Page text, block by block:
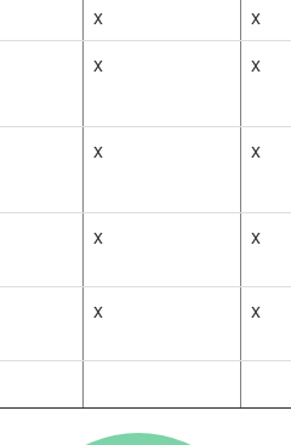
x
x
x x
x x
x x
x x